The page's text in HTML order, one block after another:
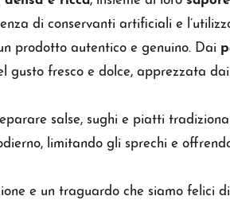
di conservanti artificiali e
prodotto autentico e genuino. Dai
gusto fresco e dolce, apprezzata
salse, sughi e piatti
limitando gli sprechi e
e un traguardo che siamo felici